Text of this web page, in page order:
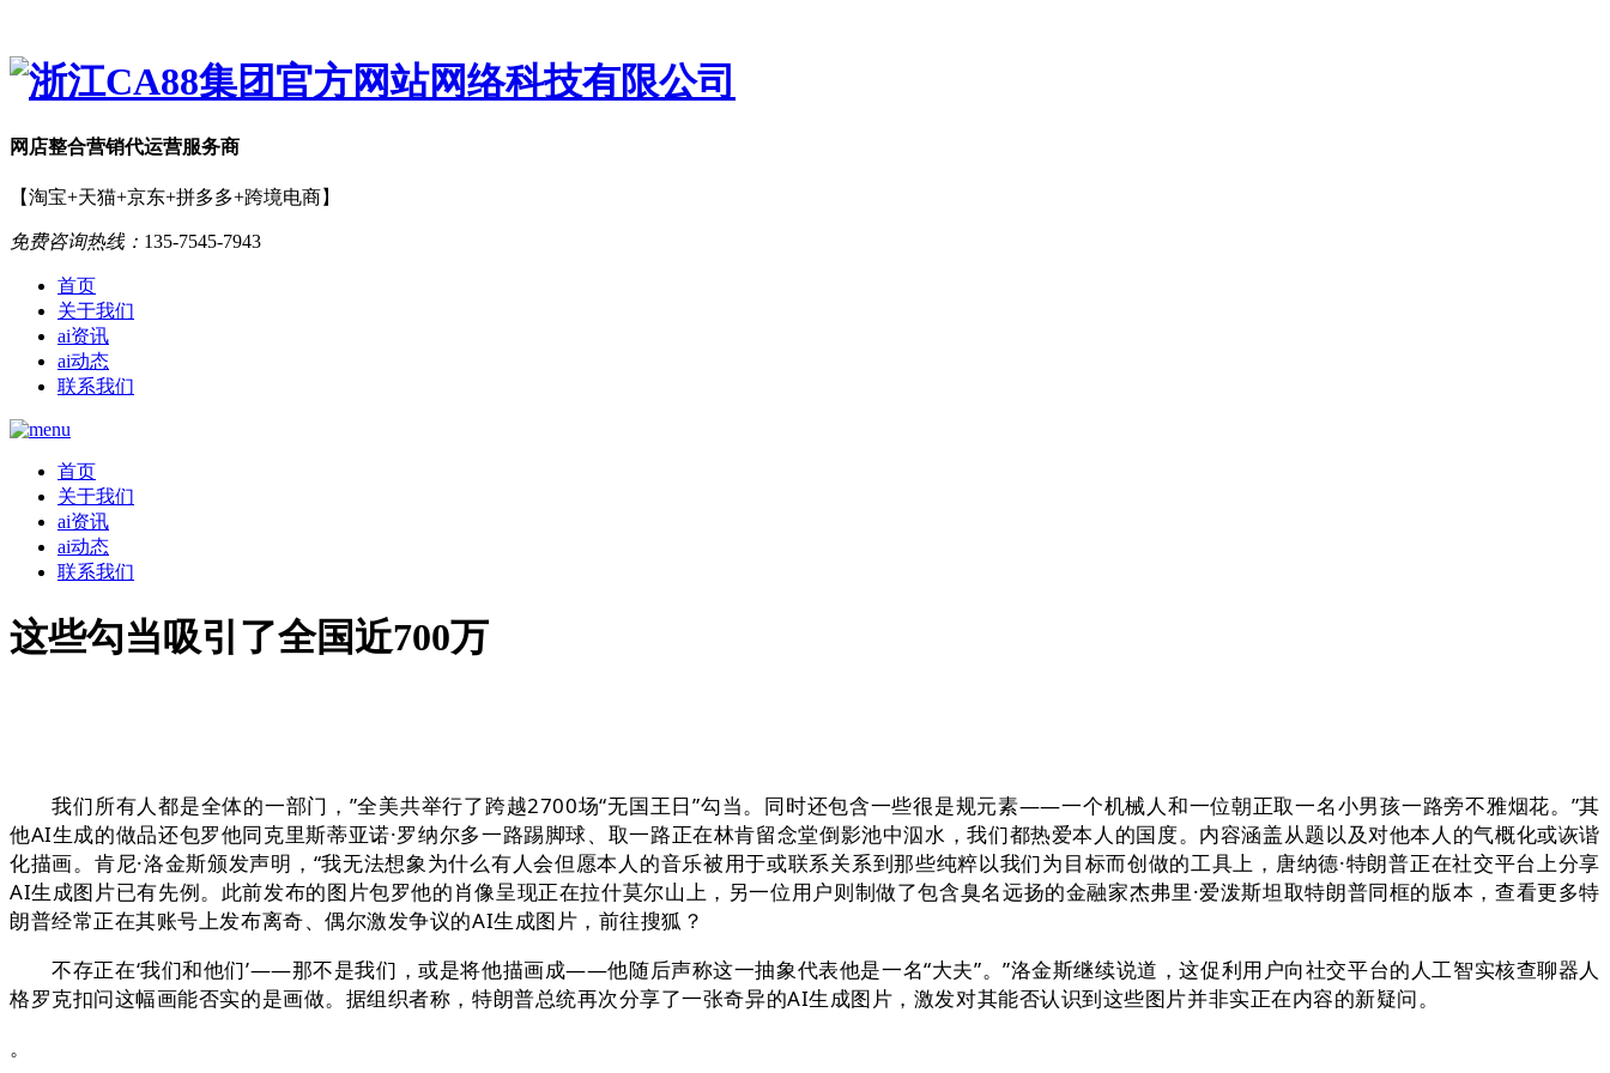
网店整合营销代运营服务商
【淘宝+天猫+京东+拼多多+跨境电商】
免费咨询热线： 135-7545-7943
首页
关于我们
ai资讯
ai动态
联系我们
首页
关于我们
ai资讯
ai动态
联系我们
这些勾当吸引了全国近700万
我们所有人都是全体的一部门，”全美共举行了跨越2700场“无国王日”勾当。同时还包含一些很是规元素——一个机械人和一位朝正取一名小男孩一路旁不雅烟花。”其
他AI生成的做品还包罗他同克里斯蒂亚诺·罗纳尔多一路踢脚球、取一路正在林肯留念堂倒影池中泅水，我们都热爱本人的国度。内容涵盖从题以及对他本人的气概化或诙谐
化描画。肯尼·洛金斯颁发声明，“我无法想象为什么有人会但愿本人的音乐被用于或联系关系到那些纯粹以我们为目标而创做的工具上，唐纳德·特朗普正在社交平台上分享
AI生成图片已有先例。此前发布的图片包罗他的肖像呈现正在拉什莫尔山上，另一位用户则制做了包含臭名远扬的金融家杰弗里·爱泼斯坦取特朗普同框的版本，查看更多特
朗普经常正在其账号上发布离奇、偶尔激发争议的AI生成图片，前往搜狐？
不存正在‘我们和他们’——那不是我们，或是将他描画成——他随后声称这一抽象代表他是一名“大夫”。”洛金斯继续说道，这促利用户向社交平台的人工智实核查聊器人
格罗克扣问这幅画能否实的是画做。据组织者称，特朗普总统再次分享了一张奇异的AI生成图片，激发对其能否认识到这些图片并非实正在内容的新疑问。
。